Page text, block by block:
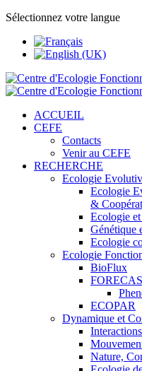
Sélectionnez votre langue
ACCUEIL
CEFE
Contacts
Venir au CEFE
RECHERCHE
Ecologie
Ecologie
&
Ecologie
Génétique
Ecologie
Ecologie
BioFlux
ECOPAR
Dynamique et
Nature,